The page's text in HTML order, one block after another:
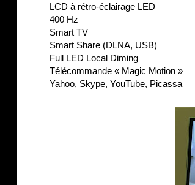
LCD à rétro-éclairage LED
400 Hz
Smart TV
Smart Share (DLNA, USB)
Full LED Local Diming
Télécommande « Magic Motion »
Yahoo, Skype, YouTube, Picassa